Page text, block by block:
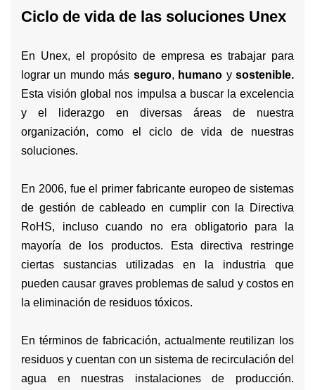
Ciclo de vida de las soluciones Unex
En Unex, el propósito de empresa es trabajar para
lograr un mundo más seguro, humano ysostenible.
Esta visión global nos impulsa a buscar la excelencia
y el liderazgo en diversas áreas de nuestra
organización, como el ciclo de vida de nuestras
soluciones.
En 2006, fue el primer fabricante europeo de sistemas
de gestión de cableado en cumplir con la Directiva
RoHS, incluso cuando no era obligatorio para la
mayoría de los productos. Esta directiva restringe
ciertas sustancias utilizadas en la industria que
pueden causar graves problemas de salud y costos en
la eliminación de residuos tóxicos.
En términos de fabricación, actualmente reutilizan los
residuos y cuentan con un sistema de recirculación del
agua en nuestras instalaciones de producción.